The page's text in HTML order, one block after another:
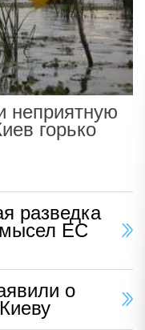
неприятную
горько
разведка
ЕС
о